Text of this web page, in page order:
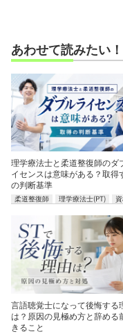
あわせて読みたい
理学療法士と柔道整復師のダ
イセンスは意味がある？取得
の判断基準
柔道整復師 理学療法士(PT)
言語聴覚士になって後悔する
は？原因の見極め方と辞める
きること